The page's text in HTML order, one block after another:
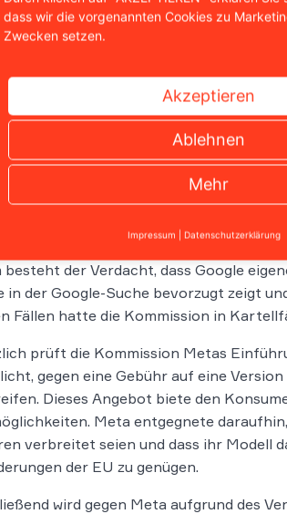
kurzem kartellrechtlich mit einer
die die EU je gegen einen US-
Stellung auf dem Markt für
wie Spotify daran, Nutzer über
Verfahren betrifft die Frage, ob
zu ändern, um
dass ungewollte Apps
und iPad-Benutzer dies tatsächlich
der Kommission und den
und entsprechende Anpassungen
besteht der Verdacht, dass Google
in der Google-Suche bevorzugt zeigt
Fällen hatte die Kommission in
prüft die Kommission Metas
gegen eine Gebühr auf eine
Dieses Angebot biete den
Meta entgegnete
verbreitet seien und dass ihr Modell
der EU zu genügen.
wird gegen Meta aufgrund des
dass wir die vorgenannten Cookies zu
Zwecken setzen.
Akzeptieren
Ablehnen
Mehr
Impressum Datenschutzerklärung